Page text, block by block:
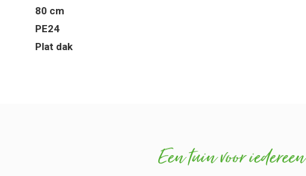
80 cm
PE24
Plat dak
Een tuin voor iedereen